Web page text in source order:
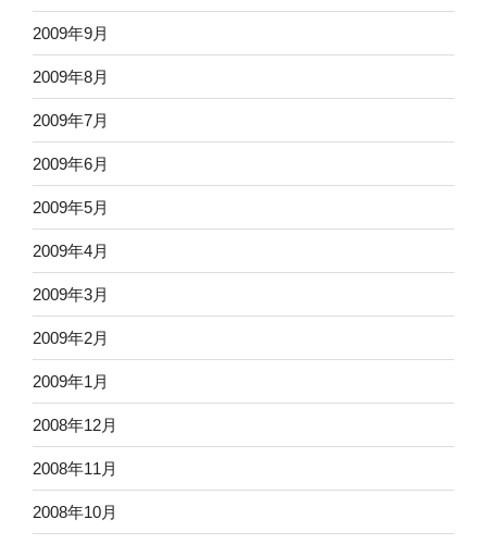
2009年9月
2009年8月
2009年7月
2009年6月
2009年5月
2009年4月
2009年3月
2009年2月
2009年1月
2008年12月
2008年11月
2008年10月